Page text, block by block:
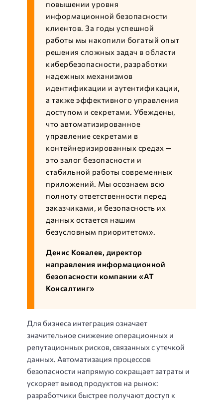
повышении уровня
информационной безопасности
клиентов. За годы успешной
работы мы накопили богатый опыт
решения сложных задач в области
кибербезопасности, разработки
надежных механизмов
идентификации и аутентификации,
а также эффективного управления
доступом и секретами. Убеждены,
что автоматизированное
управление секретами в
контейнеризированных средах —
это залог безопасности и
стабильной работы современных
приложений. Мы осознаем всю
полноту ответственности перед
заказчиками, и безопасность их
данных остается нашим
безусловным приоритетом».
Денис Ковалев, директор
направления информационной
безопасности компании «АТ
Консалтинг»
Для бизнеса интеграция означает
значительное снижение операционных и
репутационных рисков, связанных с утечкой
данных. Автоматизация процессов
безопасности напрямую сокращает затраты и
ускоряет вывод продуктов на рынок:
разработчики быстрее получают доступ к